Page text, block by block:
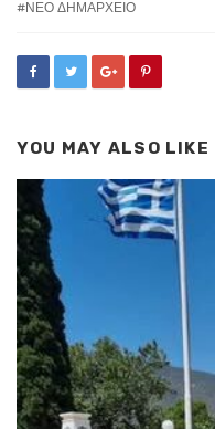
ΝΕΟ ΔΗΜΑΡΧΕΙΟ
YOU MAY ALSO LIKE